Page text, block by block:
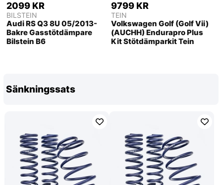
2099 KR
BILSTEIN
Audi RS Q3 8U 05/2013-
Bakre Gasstötdämpare
Bilstein B6
9799 KR
TEIN
Volkswagen Golf (Golf Vii)
(AUCHH) Endurapro Plus
Kit Stötdämparkit Tein
Sänkningssats